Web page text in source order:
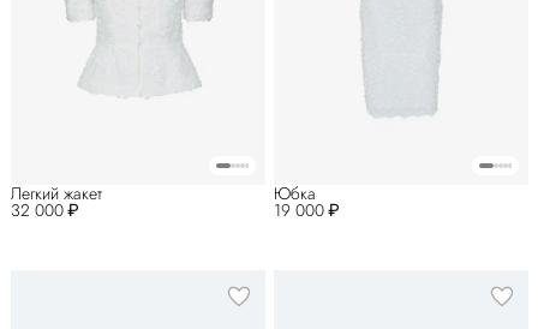
32 000 ₽
Легкий жакет
19 000 ₽
Юбка